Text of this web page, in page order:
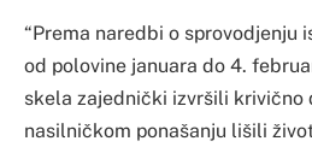
“Prema naredbi o sprovodjenju
od polovine januara do 4.
skela zajednički izvršili krivično
nasilničkom ponašanju lišili